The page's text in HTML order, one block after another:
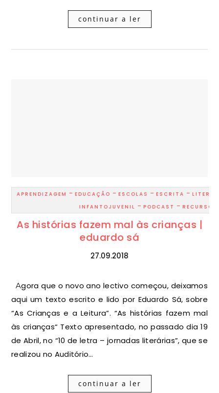
continuar a ler
APRENDIZAGEM - EDUCAÇÃO - ESCOLAS - ESCRITA -
INFANTOJUVENIL - PODCAST - RECURSOS
As histórias fazem mal às crianças |
eduardo sá
27.09.2018
Agora que o novo ano lectivo começou, deixamos
aqui um texto escrito e lido por Eduardo Sá, sobre
“As Crianças e a Leitura”. “As histórias fazem mal
às crianças“ Texto apresentado, no passado dia 19
de Abril, no “10 de letra – jornadas literárias”, que se
realizou no Auditório…
continuar a ler